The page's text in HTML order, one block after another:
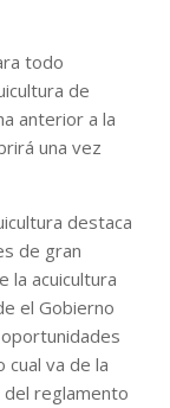
todo
de
anterior a la
una vez
destaca
de gran
la acuicultura
el Gobierno
va de la
del reglamento